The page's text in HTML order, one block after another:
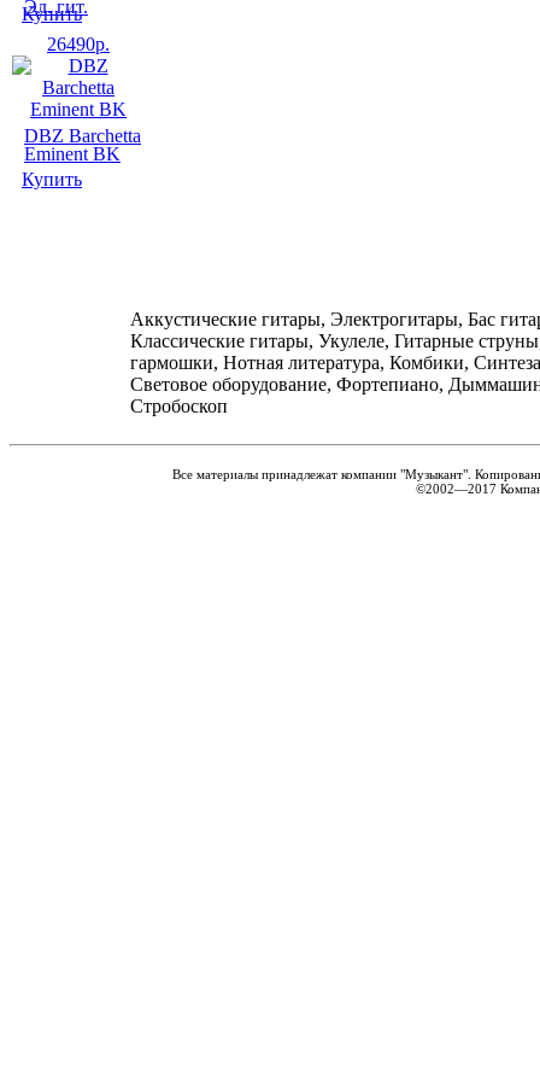
гармошки, Нотная литература, Комбики,